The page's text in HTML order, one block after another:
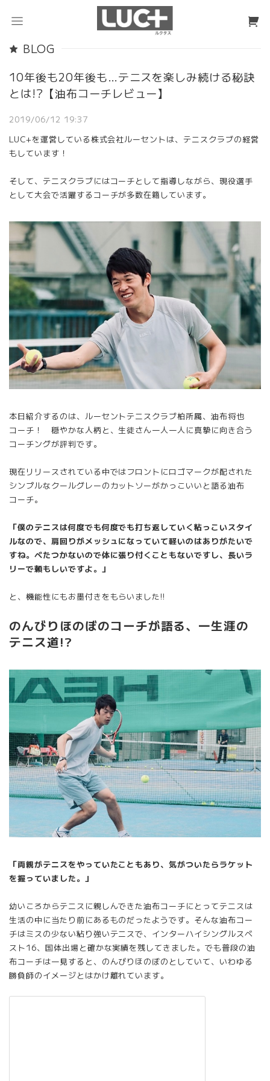
BLOG
10年後も20年後も…テニスを楽しみ続ける秘訣
とは!?【油布コーチレビュー】
2019/06/12 19:37
LUC+を運営している株式会社ルーセントは、テニスクラブの経営
もしています！
そして、テニスクラブにはコーチとして指導しながら、現役選手
として大会で活躍するコーチが多数在籍しています。
本日紹介するのは、ルーセントテニスクラブ柏所属、油布将也
コーチ！ 穏やかな人柄と、生徒さん一人一人に真摯に向き合う
コーチングが評判です。
現在リリースされている中ではフロントにロゴマークが配された
シンプルなクールグレーのカットソーがかっこいいと語る油布
コーチ。
「僕のテニスは何度でも何度でも打ち返していく粘っこいスタイ
ルなので、肩回りがメッシュになっていて軽いのはありがたいで
すね。べたつかないので体に張り付くこともないですし、長いラ
リーで頼もしいですよ。」
と、機能性にもお墨付きをもらいました!!
のんびりほのぼのコーチが語る、一生涯の
テニス道!?
「両親がテニスをやっていたこともあり、気がついたらラケット
を握っていました。」
幼いころからテニスに親しんできた油布コーチにとってテニスは
生活の中に当たり前にあるものだったようです。そんな油布コー
チはミスの少ない粘り強いテニスで、インターハイシングルスベ
スト16、国体出場と確かな実績を残してきました。でも普段の油
布コーチは一見すると、のんびりほのぼのとしていて、いわゆる
勝負師のイメージとはかけ離れています。